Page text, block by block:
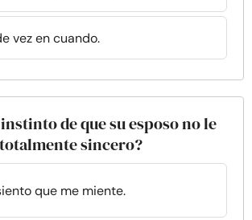
vez en cuando.
de que su esposo no le
sincero?
que me miente.